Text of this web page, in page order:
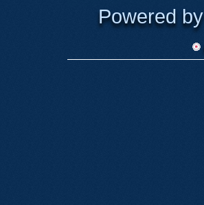
Powered by